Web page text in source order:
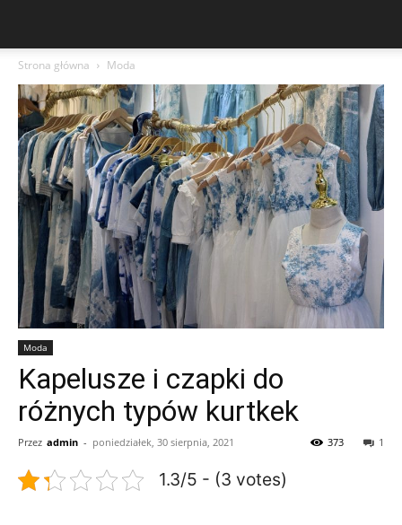
Strona główna Moda
Moda
Kapelusze i czapki do
różnych typów kurtkek
Przez admin - poniedziałek, 30 sierpnia, 2021 1
373
1.3/5 - (3 votes)